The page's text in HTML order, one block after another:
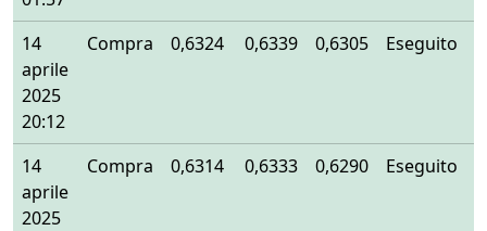
14
aprile
2025
20:12
Compra 0,6324 0,6339 0,6305 Eseguito
14
aprile
2025
Compra 0,6314 0,6333 0,6290 Eseguito